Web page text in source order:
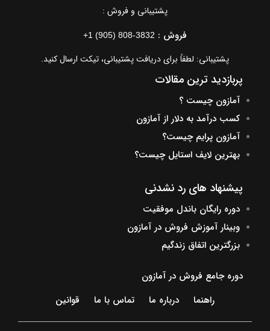
پشتیبانی و فروش :
فروش : +1 (905) 808-3832
پشتیبانی: لطفاً برای دریافت پشتیبانی، تیکت ارسال کنید.
پربازدید ترین مقالات
آمازون چیست ؟
کسب درآمد به دلار از آمازون
آمازون پرایم چیست؟
بهترین لایف استایل چیست؟
پیشنهاد های رد نشدنی
دوره رایگان باندل موفقیت
وبینار آموزش فروش در آمازون
بزرگترین اتفاق زندگیم
دوره جامع فروش در آمازون
راهنما
درباره ما تماس با ما قوانین